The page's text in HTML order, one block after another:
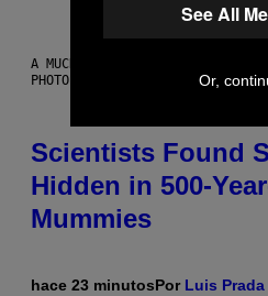
A MUCH, MUCH OLDER CHILEAN
PHOTO: MARTIN BERNETTI/AFP VIA
Scientists Found
Hidden in 500-
Mummies
hace 23 minutosPor Luis Prada
See All
Or,